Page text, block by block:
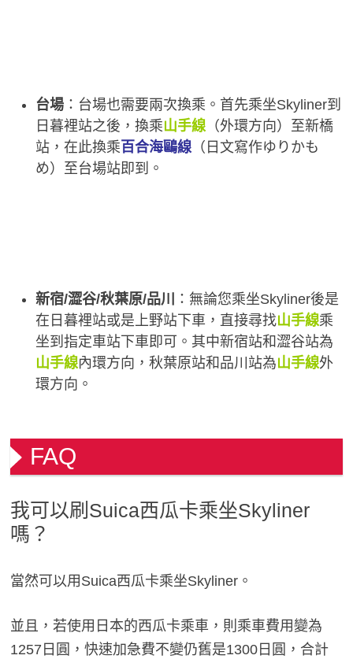
台場 ：台場也需要兩次換乘。首先乘坐Skyliner到
日暮裡站之後，換乘山手線 （外環方向）至新橋
站，在此換乘百合海鷗線 （日文寫作ゆりかも
め）至台場站即到。
新宿/澀谷/秋葉原/品川
：無論您乘坐Skyliner後是
在日暮裡站或是上野站下車，直接尋找山手線乘
坐到指定車站下車即可。其中新宿站和澀谷站為
山手線內環方向，秋葉原站和品川站為山手線外
環方向。
FAQ
我可以刷Suica西瓜卡乘坐Skyliner
嗎？
當然可以用Suica西瓜卡乘坐Skyliner。
並且，若使用日本的西瓜卡乘車，則乘車費用變為
1257日圓，快速加急費不變仍舊是1300日圓，合計